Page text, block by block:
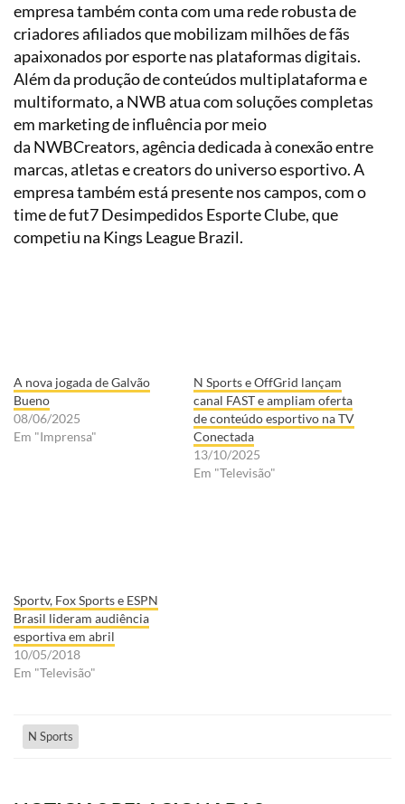
empresa também conta com uma rede robusta de
criadores afiliados que mobilizam milhões de fãs
apaixonados por esporte nas plataformas digitais.
Além da produção de conteúdos multiplataforma e
multiformato, a NWB atua com soluções completas
em marketing de influência por meio
da NWBCreators, agência dedicada à conexão entre
marcas, atletas e creators do universo esportivo. A
empresa também está presente nos campos, com o
time de fut7 Desimpedidos Esporte Clube, que
competiu na Kings League Brazil.
A nova jogada de Galvão
Bueno
08/06/2025
Em "Imprensa"
N Sports e OffGrid lançam
canal FAST e ampliam oferta
de conteúdo esportivo na TV
Conectada
13/10/2025
Em "Televisão"
N Sports